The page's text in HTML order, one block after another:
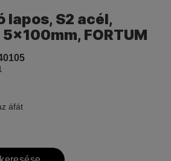
lapos, S2 acél,
FORTUM
áfát